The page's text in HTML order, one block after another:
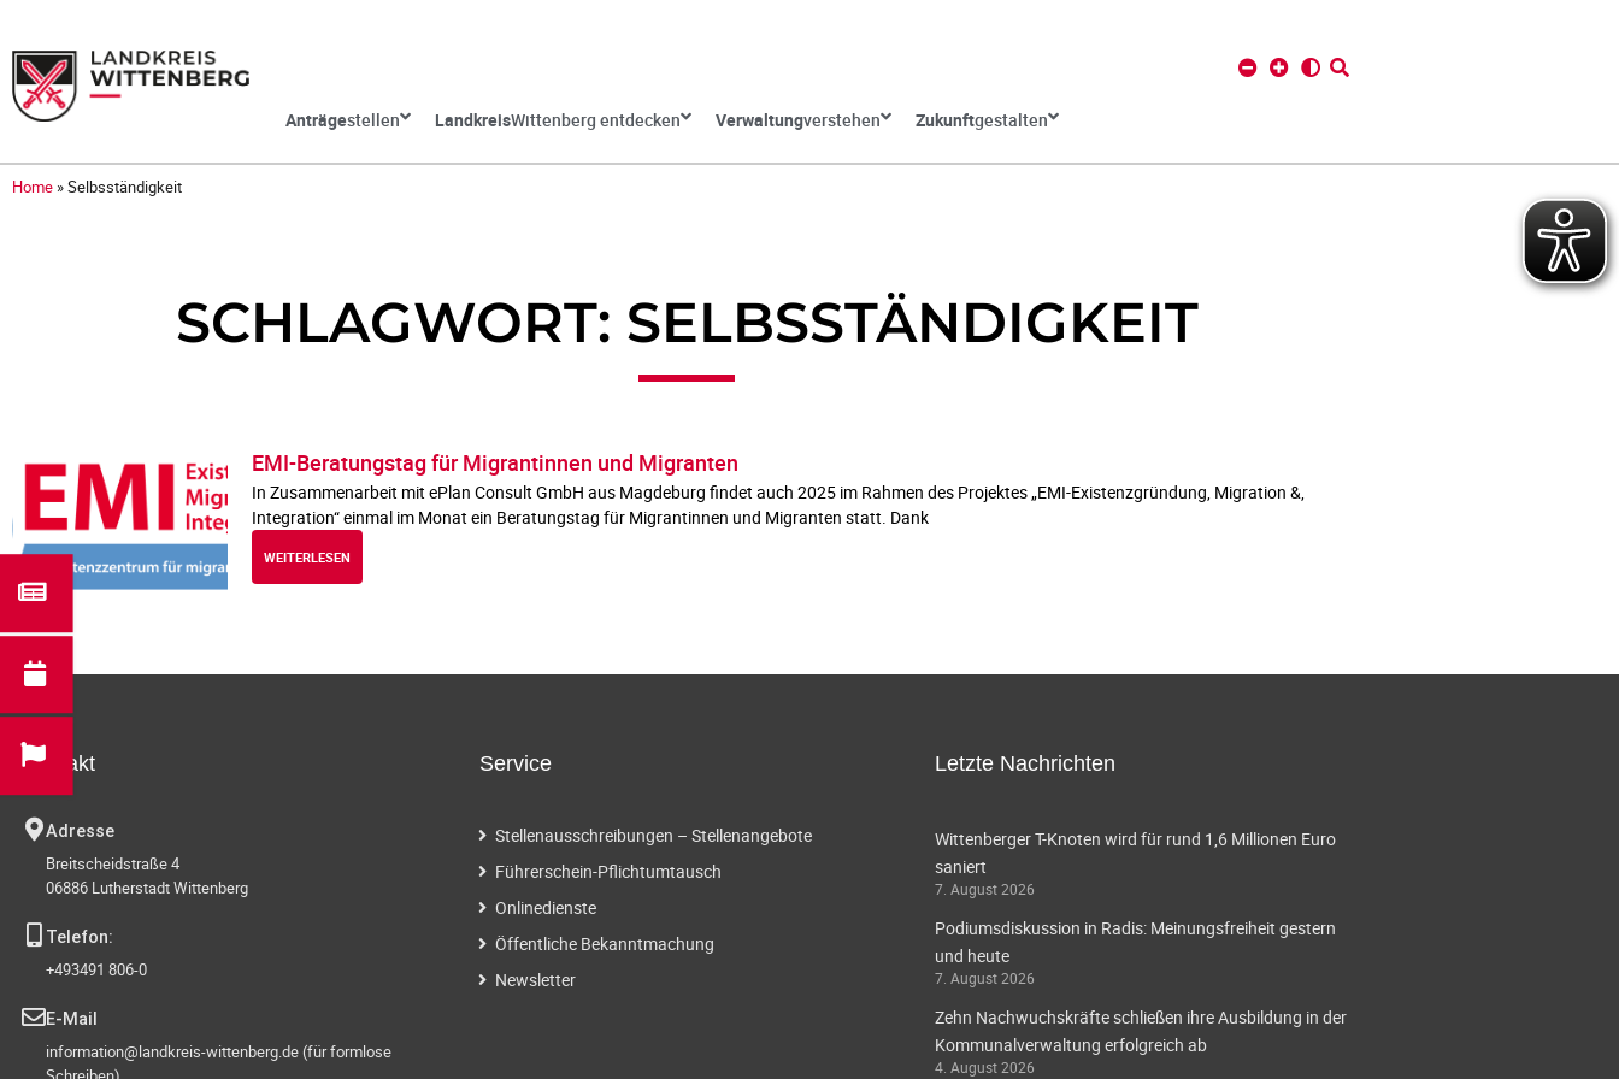
Anträgestellen LandkreisWittenberg entdecken Verwaltungverstehen Zukunftgestalten
Home »Selbsständigkeit
SCHLAGWORT: SELBSSTÄNDIGKEIT
EMI-Beratungstag für Migrantinnen und Migranten
In Zusammenarbeit mit ePlan Consult GmbH aus Magdeburg findet auch 2025 im Rahmen des Projektes „EMI-Existenzgründung, Migration &,
Integration“ einmal im Monat ein Beratungstag für Migrantinnen und Migranten statt. Dank
WEITERLESEN
Kontakt
Adresse
Breitscheidstraße 4
06886 Lutherstadt Wittenberg
Telefon:
+493491 806-0
E-Mail
information@landkreis-wittenberg.de (für formlose
Service
Stellenausschreibungen – Stellenangebote
Führerschein-Pflichtumtausch
Onlinedienste
Öffentliche Bekanntmachung
Newsletter
Letzte Nachrichten
Wittenberger T-Knoten wird für rund 1,6 Millionen Euro
saniert
7. August 2026
Podiumsdiskussion in Radis: Meinungsfreiheit gestern
und heute
7. August 2026
Zehn Nachwuchskräfte schließen ihre Ausbildung in der
Kommunalverwaltung erfolgreich ab
4. August 2026